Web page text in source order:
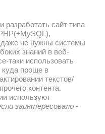
сайт типа
не нужны системы
знаний в веб-
таки использовать
куда проще в
текстов/
контента.
используют